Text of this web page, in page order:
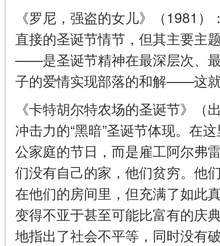
《罗尼，强盗的女儿》（1981
直接的圣诞节情节，但其主要
——是圣诞节精神在最深层次、
子的爱情实现部落的和解——这
《卡特胡尔特农场的圣诞节》（
冲击力的“黑暗”圣诞节体现。在
公家庭的节日，而是雇工阿尔弗
们没有自己的家，他们贫穷。他
在他们的房间里，但充满了如此
变得不亚于甚至可能比富有的庆
地指出了社会不平等，同时没有